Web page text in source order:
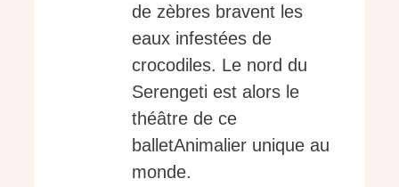
de zèbres bravent les
eaux infestées de
crocodiles. Le nord du
Serengeti est alors le
théâtre de ce
balletAnimalier unique au
monde.